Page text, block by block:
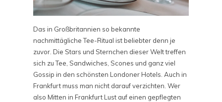
Das in Großbritannien so bekannte
nachmittägliche Tee-Ritual ist beliebter denn je
zuvor. Die Stars und Sternchen dieser Welt treffen
sich zu Tee, Sandwiches, Scones und ganz viel
Gossip in den schönsten Londoner Hotels. Auch in
Frankfurt muss man nicht darauf verzichten. Wer
also Mitten in Frankfurt Lust auf einen gepflegten